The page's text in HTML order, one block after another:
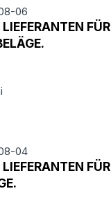
06
FÜR
04
FÜR